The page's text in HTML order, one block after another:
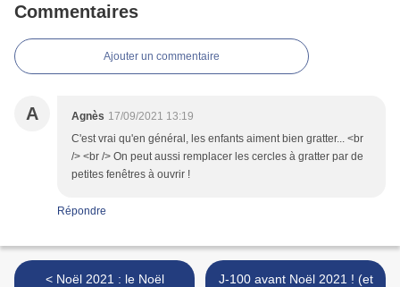
Commentaires
Ajouter un commentaire
A Agnès 17/09/2021 13:19
C'est vrai qu'en général, les enfants aiment bien gratter... <br
/> <br /> On peut aussi remplacer les cercles à gratter par de
petites fenêtres à ouvrir !
Répondre
< Noël 2021 : le Noël
J-100 avant Noël 2021 ! (et